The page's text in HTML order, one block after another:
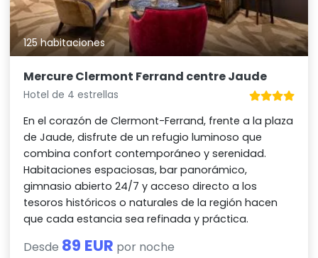
125 habitaciones
Mercure Clermont Ferrand centre Jaude
Hotel de 4 estrellas
En el corazón de Clermont-Ferrand, frente a la plaza
de Jaude, disfrute de un refugio luminoso que
combina confort contemporáneo y serenidad.
Habitaciones espaciosas, bar panorámico,
gimnasio abierto 24/7 y acceso directo a los
tesoros históricos o naturales de la región hacen
que cada estancia sea refinada y práctica.
Desde 89 EUR por noche